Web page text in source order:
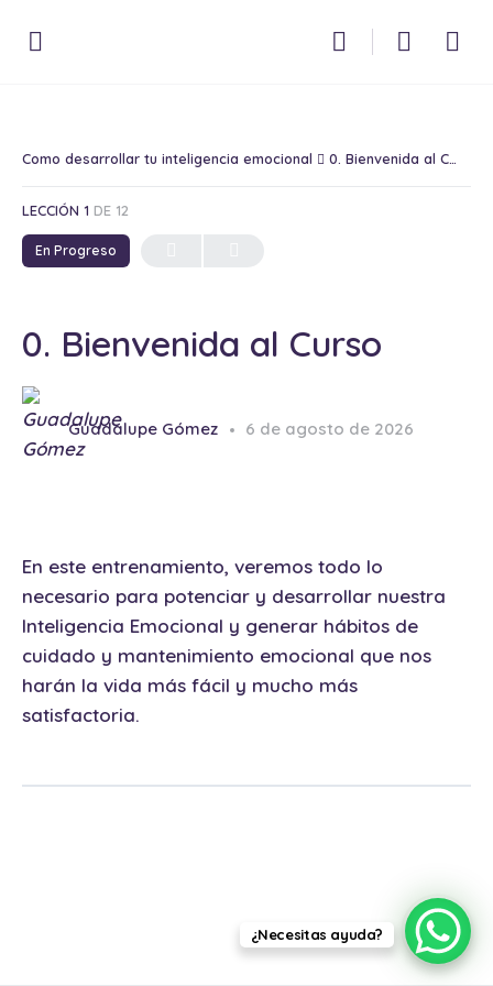
Como desarrollar tu inteligencia emocional 0. Bienvenida al Curso
LECCIÓN 1 DE 12
En Progreso
0. Bienvenida al Curso
Guadalupe Gómez 6 de agosto de 2026
En este entrenamiento, veremos todo lo
necesario para potenciar y desarrollar nuestra
Inteligencia Emocional y generar hábitos de
cuidado y mantenimiento emocional que nos
harán la vida más fácil y mucho más
satisfactoria.
¿Necesitas ayuda?